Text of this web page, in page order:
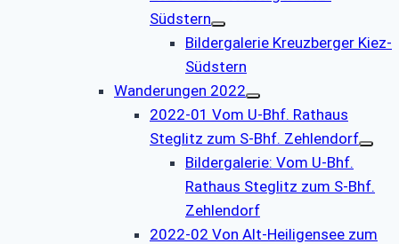
Südstern
Bildergalerie Kreuzberger Kiez-
Südstern
Wanderungen 2022
2022-01 Vom U-Bhf. Rathaus
Steglitz zum S-Bhf. Zehlendorf
Bildergalerie: Vom U-Bhf.
Rathaus Steglitz zum S-Bhf.
Zehlendorf
2022-02 Von Alt-Heiligensee zum